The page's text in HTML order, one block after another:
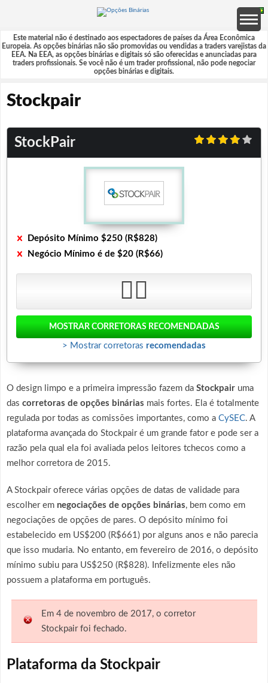
Este material não é destinado aos espectadores de países da Área Econômica
Europeia. As opções binárias não são promovidas ou vendidas a traders varejistas da
EEA. Na EEA, as opções binárias e digitais só são oferecidas e anunciadas para
traders profissionais. Se você não é um trader profissional, não pode negociar
opções binárias e digitais.
Stockpair
StockPair
Depósito Mínimo $250 (R$828)
Negócio Mínimo é de $20 (R$66)
👎🏻
MOSTRAR CORRETORASRECOMENDADAS
> Mostrar corretoras recomendadas
O design limpo e a primeira impressão fazem da Stockpair uma
das corretoras de opções binárias mais fortes. Ela é totalmente
regulada por todas as comissões importantes, como a CySEC. A
plataforma avançada do Stockpair é um grande fator e pode ser a
razão pela qual ela foi avaliada pelos leitores tchecos como a
melhor corretora de 2015.
A Stockpair oferece várias opções de datas de validade para
escolher em negociações de opções binárias, bem como em
negociações de opções de pares. O depósito mínimo foi
estabelecido em US$200 (R$661) por alguns anos e não parecia
que isso mudaria. No entanto, em fevereiro de 2016, o depósito
mínimo subiu para US$250 (R$828). Infelizmente eles não
possuem a plataforma em português.
Em 4 de novembro de 2017, o corretor
Stockpair foi fechado.
Plataforma da Stockpair